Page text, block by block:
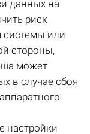
данных на
риск
системы или
стороны,
может
в случае сбоя
настройки